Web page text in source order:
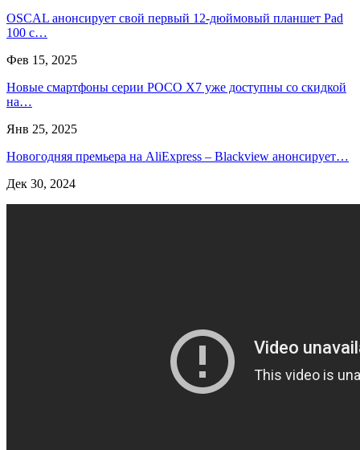
OSCAL анонсирует свой первый 12-дюймовый планшет Pad
100 с…
Фев 15, 2025
Новые смартфоны серии POCO X7 уже доступны со скидкой
на…
Янв 25, 2025
Новогодняя премьера на AliExpress – Blackview анонсирует…
Дек 30, 2024